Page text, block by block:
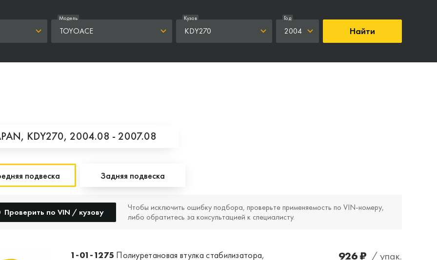
TOYOACE
Модель
KDY270
Кузов
2004
Год
Найти
KDY270, 2004.08 - 2007.08
подвеска Задняя подвеска
Проверить по VIN / кузову
Чтобы исключить ошибку подбора, проверьте применяемость по VIN‑номеру,
либо обратитесь за консультацией к специалисту.
1-01-1275 Полиуретановая втулка стабилизатора,
926 ₽ / упак.